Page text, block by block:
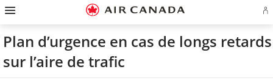
Passez
page
d'accueil
Passer
navigation
principale
Passer
contenu
Passez
champ
de
recherche
Passer
liens
en
bas
page
Passer
plan
du
site
Passer
Pour
nous
joindre
ou
Plan d’urgence en cas de longs retards
sur l’aire de trafic